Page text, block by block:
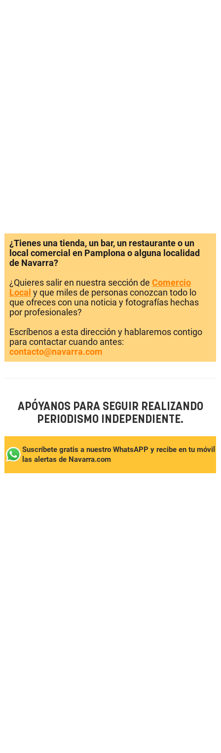
¿Tienes una tienda, un bar, un restaurante o un
local comercial en Pamplona o alguna localidad
de Navarra?
¿Quieres salir en nuestra sección de Comercio
Local y que miles de personas conozcan todo lo
que ofreces con una noticia y fotografías hechas
por profesionales?
Escríbenos a esta dirección y hablaremos contigo
para contactar cuando antes:
contacto@navarra.com
APÓYANOS PARA SEGUIR REALIZANDO
PERIODISMO INDEPENDIENTE.
Suscríbete gratis a nuestro WhatsAPP y recibe en tu móvil
las alertas de Navarra.com